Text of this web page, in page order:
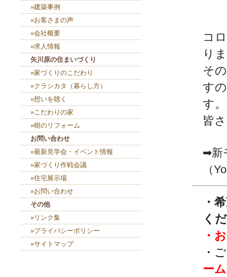
コ
り
そ
す
す。
皆
➡新
（
・
く
・
・
ー
»建築事例
»お客さまの声
»会社概要
»求人情報
矢川原の住まいづくり
»家づくりのこだわり
»クラシカタ（暮らし方）
»想いを聴く
»こだわりの家
»樹のリフォーム
お問い合わせ
»最新見学会・イベント情報
»家づくり作戦会議
»住宅展示場
»お問い合わせ
その他
»リンク集
»プライバシーポリシー
»サイトマップ